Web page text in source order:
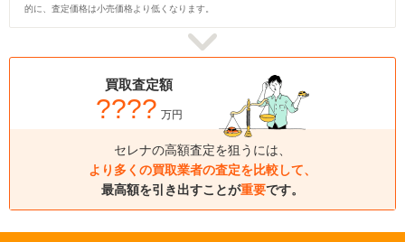
的に、査定価格は小売価格より低くなります。
買取査定額
???? 万円
セレナの高額査定を狙うには、
より多くの買取業者の査定を比較して、
最高額を引き出すことが重要です。